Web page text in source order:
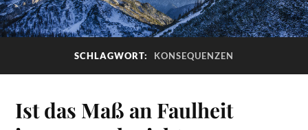
SCHLAGWORT: KONSEQUENZEN
Ist das Maß an Faulheit